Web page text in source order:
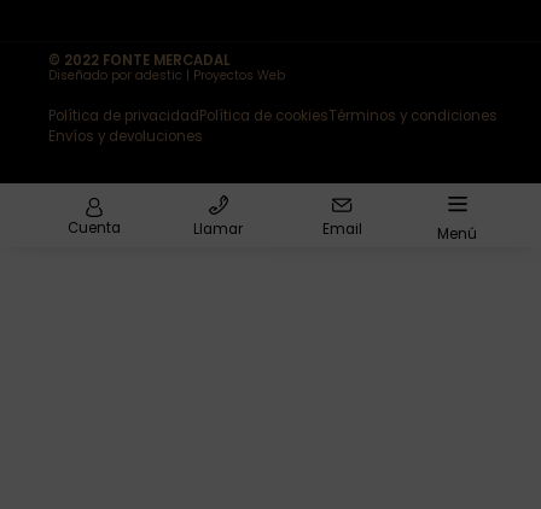
© 2022 FONTE MERCADAL
Diseñado por adestic | Proyectos Web
Política de privacidadPolítica de cookiesTérminos y condiciones
Envíos y devoluciones
Cuenta Llamar Email Menú